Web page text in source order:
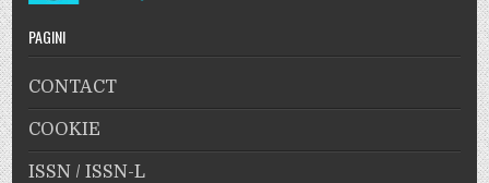
PAGINI
CONTACT
COOKIE
ISSN / ISSN-L